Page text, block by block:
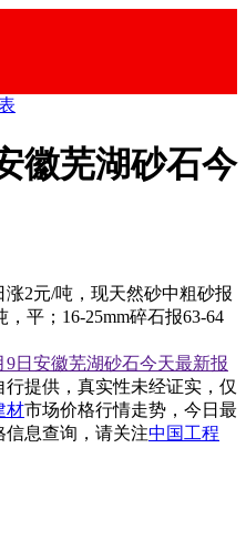
徽芜湖砂石今
2元/吨，现天然砂中粗砂报
平；16-25mm碎石报63-64
9日安徽芜湖砂石今天最新报
提供，真实性未经证实，仅
材市场价格行情走势，今日最
信息查询，请关注中国工程